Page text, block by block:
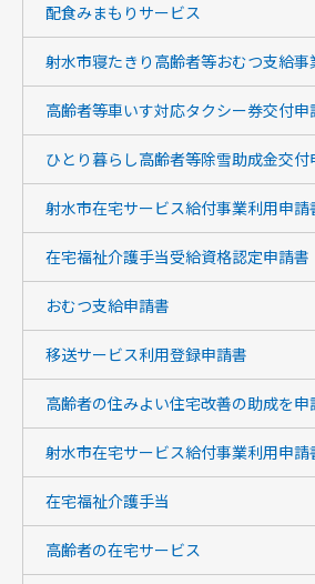
配食みまもりサービス
射水市寝たきり高齢者等おむつ支給事
高齢者等車いす対応タクシー券交付
ひとり暮らし高齢者等除雪助成金交付
射水市在宅サービス給付事業利用申請
在宅福祉介護手当受給資格認定申請書
おむつ支給申請書
移送サービス利用登録申請書
高齢者の住みよい住宅改善の助成を申
射水市在宅サービス給付事業利用申請
在宅福祉介護手当
高齢者の在宅サービス